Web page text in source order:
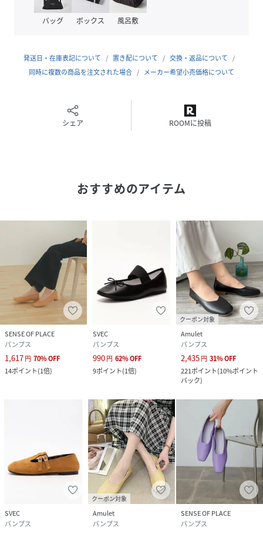
S(22-22.5cm)、M(23-23.5cm)、L(24-24.5cm)、
LL(24.5-25cm)
バッグ ボックス 風呂敷
発送日・在庫表記について 置き配について
交換・返品について
同時に複数の商品を注文された場合
メーカー希望小売価格について
シェア ROOMに投稿
おすすめのアイテム
SENSE OF PLACE
パンプス
1,617円 70%OFF
14ポイント(1倍)
SVEC
パンプス
990円 62%OFF
9ポイント(1倍)
クーポン対象
Amulet
パンプス
2,435円 31%OFF
221ポイント(10%ポイント
バック)
SVEC
パンプス
クーポン対象
Amulet
パンプス
SENSE OF PLACE
パンプス